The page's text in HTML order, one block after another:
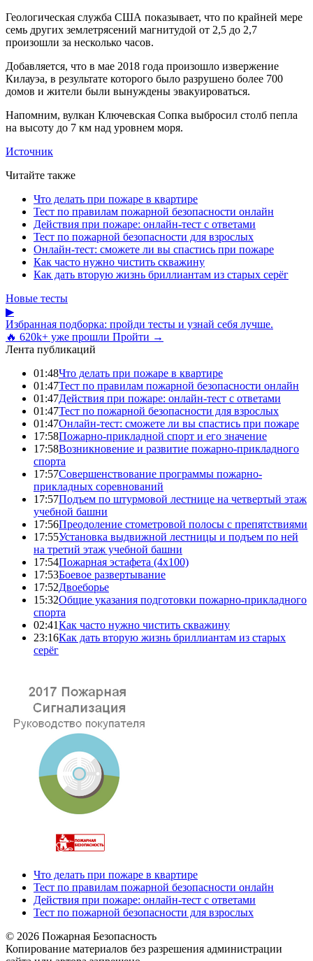
Геологическая служба США показывает, что по крайней мере
семь других землетрясений магнитудой от 2,5 до 2,7
произошли за несколько часов.
Добавляется, что в мае 2018 года произошло извержение
Килауэа, в результате которого было разрушено более 700
домов и жители были вынуждены эвакуироваться.
Напомним, вулкан Ключевская Сопка выбросил столб пепла
на высоту до 7 км над уровнем моря.
Источник
Читайте также
Что делать при пожаре в квартире
Тест по правилам пожарной безопасности онлайн
Действия при пожаре: онлайн-тест с ответами
Тест по пожарной безопасности для взрослых
Онлайн-тест: сможете ли вы спастись при пожаре
Как часто нужно чистить скважину
Как дать вторую жизнь бриллиантам из старых серёг
Новые тесты
▶
Избранная подборка: пройди тесты и узнай себя лучше.
🔥 620k+ уже прошли Пройти →
Лента публикаций
01:48Что делать при пожаре в квартире
01:47Тест по правилам пожарной безопасности онлайн
01:47Действия при пожаре: онлайн-тест с ответами
01:47Тест по пожарной безопасности для взрослых
01:47Онлайн-тест: сможете ли вы спастись при пожаре
17:58Пожарно-прикладной спорт и его значение
17:58Возникновение и развитие пожарно-прикладного
спорта
17:57Совершенствование программы пожарно-
прикладных соревнований
17:57Подъем по штурмовой лестнице на четвертый этаж
учебной башни
17:56Преодоление стометровой полосы с препятствиями
17:55Установка выдвижной лестницы и подъем по ней
на третий этаж учебной башни
17:54Пожарная эстафета (4x100)
17:53Боевое развертывание
17:52Двоеборье
15:32Общие указания подготовки пожарно-прикладного
спорта
02:41Как часто нужно чистить скважину
23:16Как дать вторую жизнь бриллиантам из старых
серёг
Что делать при пожаре в квартире
Тест по правилам пожарной безопасности онлайн
Действия при пожаре: онлайн-тест с ответами
Тест по пожарной безопасности для взрослых
© 2026 Пожарная Безопасность
Копирование материалов без разрешения администрации